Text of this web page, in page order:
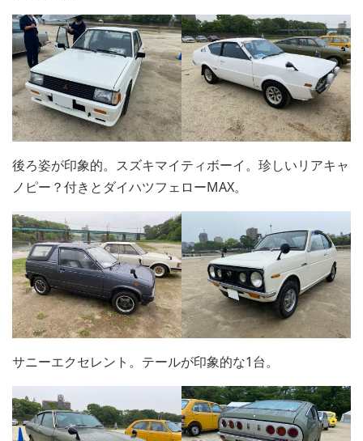
後ろ姿が印象的。スズキマイティボーイ。珍しいリアキャ
ノピー？付きとダイハツフェローMAX。
サニーエクセレント。テールが印象的な1台。